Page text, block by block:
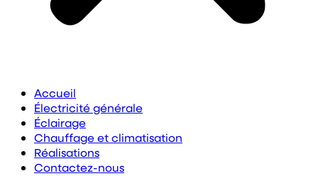
Accueil
Électricité générale
Éclairage
Chauffage et climatisation
Réalisations
Contactez-nous